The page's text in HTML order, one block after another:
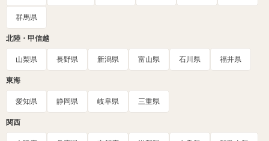
群馬県
北陸・甲信越
山梨県 長野県 新潟県 富山県 石川県 福井県
東海
愛知県 静岡県 岐阜県 三重県
関西